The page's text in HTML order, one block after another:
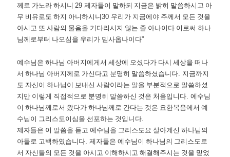
께로 가노라 하시니29제자들이 말하되 지금은 밝히 말씀하시고 아
무 비유로도 하지 아니하시니30 우리가 지금에야 주께서 모든 것을
아시고 또 사람의 물음을 기다리시지 않는 줄 아나이다 이로써 하나
님께로부터 나오심을 우리가 믿사옵나이다”
예수님은 하나님 아버지에게서 세상에 오셨다가 다시 세상을 떠나
서 하나님 아버지께로 가신다고 분명히 말씀하셨습니다. 지금까지
도 자신이 하나님이 보내신 사람이라는 말을 부분적으로 말씀하셨
지만 이렇게 직접적으로 분명히 말씀하신 것은 처음입니다.예수님
이 하나님께로서 왔다가 하나님께로 간다는 것은 요한복음에서 예
수님이 그리스도이심을 선포하는 것입니다.
제자들은 이 말씀을 듣고 예수님을 그리스도요 살아계신 하나님의
아들로 고백하였습니다.제자들은 예수님이 하나님의 그리스도로
서 자신들의 모든 것을 아시고 이해하시고 해결해주시는 것을 믿었